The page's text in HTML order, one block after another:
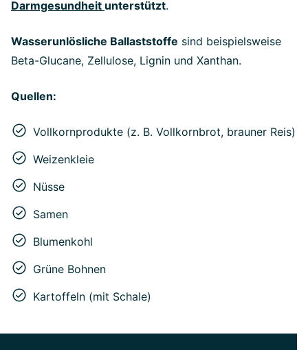
Darmgesundheit unterstützt.
Wasserunlösliche Ballaststoffe sind beispielsweise
Beta-Glucane, Zellulose, Lignin und Xanthan.
Quellen:
Vollkornprodukte (z. B. Vollkornbrot, brauner Reis)
Weizenkleie
Nüsse
Samen
Blumenkohl
Grüne Bohnen
Kartoffeln (mit Schale)